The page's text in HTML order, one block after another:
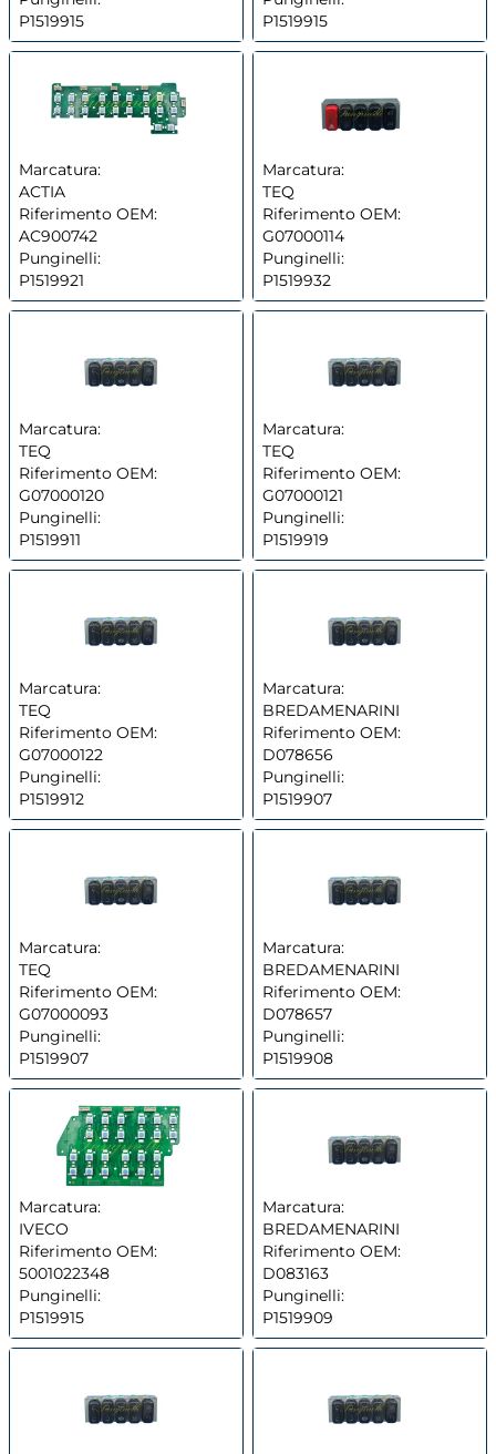
P1519915
P1519915
Marcatura:
ACTIA
Riferimento OEM:
AC900742
Punginelli:
P1519921
Marcatura:
TEQ
Riferimento OEM:
G07000114
Punginelli:
P1519932
Marcatura:
TEQ
Riferimento OEM:
G07000120
Punginelli:
P1519911
Marcatura:
TEQ
Riferimento OEM:
G07000121
Punginelli:
P1519919
Marcatura:
TEQ
Riferimento OEM:
G07000122
Punginelli:
P1519912
Marcatura:
BREDAMENARINI
Riferimento OEM:
D078656
Punginelli:
P1519907
Marcatura:
TEQ
Riferimento OEM:
G07000093
Punginelli:
P1519907
Marcatura:
BREDAMENARINI
Riferimento OEM:
D078657
Punginelli:
P1519908
Marcatura:
IVECO
Riferimento OEM:
5001022348
Punginelli:
P1519915
Marcatura:
BREDAMENARINI
Riferimento OEM:
D083163
Punginelli:
P1519909